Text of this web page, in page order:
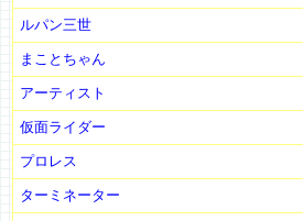
ルパン三世
まことちゃん
アーティスト
仮面ライダー
プロレス
ターミネーター